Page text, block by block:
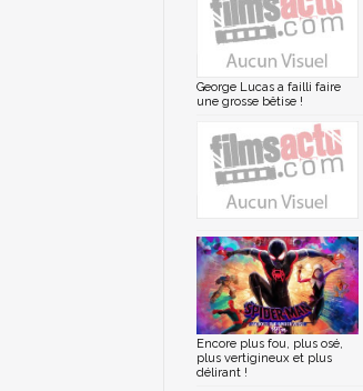
George Lucas a failli faire
une grosse bêtise !
Encore plus fou, plus osé,
plus vertigineux et plus
délirant !